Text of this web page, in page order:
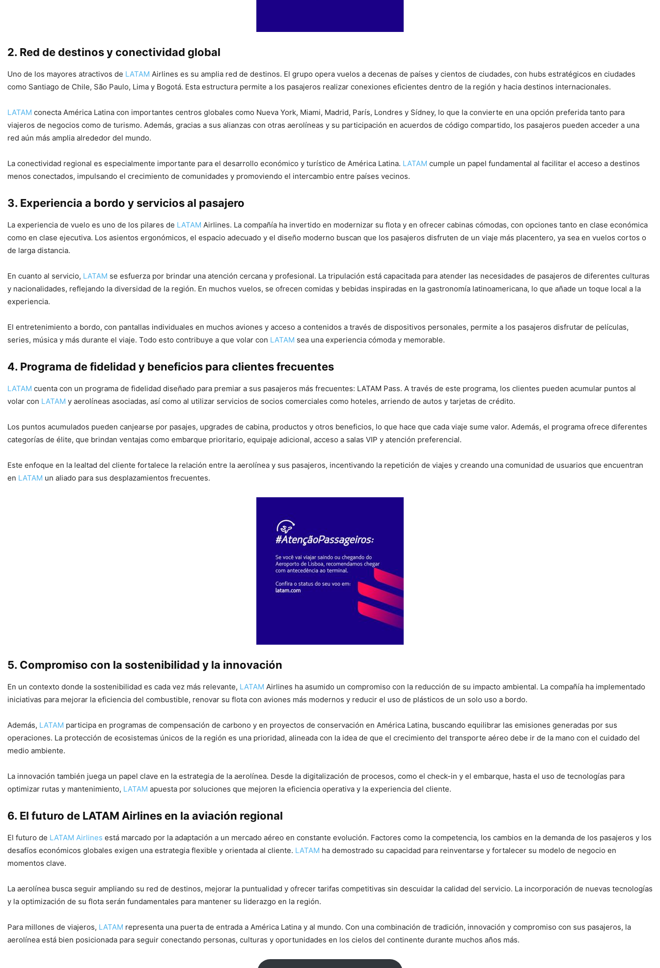
2. Red de destinos y conectividad global
Uno de los mayores atractivos de LATAM Airlines es su amplia red de destinos. El grupo opera vuelos a decenas de países y cientos de ciudades, con hubs estratégicos en ciudades
como Santiago de Chile, São Paulo, Lima y Bogotá. Esta estructura permite a los pasajeros realizar conexiones eficientes dentro de la región y hacia destinos internacionales.
LATAM conecta América Latina con importantes centros globales como Nueva York, Miami, Madrid, París, Londres y Sídney, lo que la convierte en una opción preferida tanto para
viajeros de negocios como de turismo. Además, gracias a sus alianzas con otras aerolíneas y su participación en acuerdos de código compartido, los pasajeros pueden acceder a una
red aún más amplia alrededor del mundo.
La conectividad regional es especialmente importante para el desarrollo económico y turístico de América Latina. LATAM cumple un papel fundamental al facilitar el acceso a destinos
menos conectados, impulsando el crecimiento de comunidades y promoviendo el intercambio entre países vecinos.
3. Experiencia a bordo y servicios al pasajero
La experiencia de vuelo es uno de los pilares de LATAM Airlines. La compañía ha invertido en modernizar su flota y en ofrecer cabinas cómodas, con opciones tanto en clase económica
como en clase ejecutiva. Los asientos ergonómicos, el espacio adecuado y el diseño moderno buscan que los pasajeros disfruten de un viaje más placentero, ya sea en vuelos cortos o
de larga distancia.
En cuanto al servicio, LATAM se esfuerza por brindar una atención cercana y profesional. La tripulación está capacitada para atender las necesidades de pasajeros de diferentes culturas
y nacionalidades, reflejando la diversidad de la región. En muchos vuelos, se ofrecen comidas y bebidas inspiradas en la gastronomía latinoamericana, lo que añade un toque local a la
experiencia.
El entretenimiento a bordo, con pantallas individuales en muchos aviones y acceso a contenidos a través de dispositivos personales, permite a los pasajeros disfrutar de películas,
series, música y más durante el viaje. Todo esto contribuye a que volar con LATAM sea una experiencia cómoda y memorable.
4. Programa de fidelidad y beneficios para clientes frecuentes
LATAM cuenta con un programa de fidelidad diseñado para premiar a sus pasajeros más frecuentes: LATAM Pass. A través de este programa, los clientes pueden acumular puntos al
volar con LATAM y aerolíneas asociadas, así como al utilizar servicios de socios comerciales como hoteles, arriendo de autos y tarjetas de crédito.
Los puntos acumulados pueden canjearse por pasajes, upgrades de cabina, productos y otros beneficios, lo que hace que cada viaje sume valor. Además, el programa ofrece diferentes
categorías de élite, que brindan ventajas como embarque prioritario, equipaje adicional, acceso a salas VIP y atención preferencial.
Este enfoque en la lealtad del cliente fortalece la relación entre la aerolínea y sus pasajeros, incentivando la repetición de viajes y creando una comunidad de usuarios que encuentran
en LATAM un aliado para sus desplazamientos frecuentes.
5. Compromiso con la sostenibilidad y la innovación
En un contexto donde la sostenibilidad es cada vez más relevante, LATAM Airlines ha asumido un compromiso con la reducción de su impacto ambiental. La compañía ha implementado
iniciativas para mejorar la eficiencia del combustible, renovar su flota con aviones más modernos y reducir el uso de plásticos de un solo uso a bordo.
Además, LATAM participa en programas de compensación de carbono y en proyectos de conservación en América Latina, buscando equilibrar las emisiones generadas por sus
operaciones. La protección de ecosistemas únicos de la región es una prioridad, alineada con la idea de que el crecimiento del transporte aéreo debe ir de la mano con el cuidado del
medio ambiente.
La innovación también juega un papel clave en la estrategia de la aerolínea. Desde la digitalización de procesos, como el check-in y el embarque, hasta el uso de tecnologías para
optimizar rutas y mantenimiento, LATAM apuesta por soluciones que mejoren la eficiencia operativa y la experiencia del cliente.
6. El futuro de LATAM Airlines en la aviación regional
El futuro de LATAM Airlines está marcado por la adaptación a un mercado aéreo en constante evolución. Factores como la competencia, los cambios en la demanda de los pasajeros y los
desafíos económicos globales exigen una estrategia flexible y orientada al cliente. LATAM ha demostrado su capacidad para reinventarse y fortalecer su modelo de negocio en
momentos clave.
La aerolínea busca seguir ampliando su red de destinos, mejorar la puntualidad y ofrecer tarifas competitivas sin descuidar la calidad del servicio. La incorporación de nuevas tecnologías
y la optimización de su flota serán fundamentales para mantener su liderazgo en la región.
Para millones de viajeros, LATAM representa una puerta de entrada a América Latina y al mundo. Con una combinación de tradición, innovación y compromiso con sus pasajeros, la
aerolínea está bien posicionada para seguir conectando personas, culturas y oportunidades en los cielos del continente durante muchos años más.